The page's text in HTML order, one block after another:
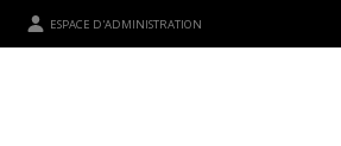
ESPACE D'ADMINISTRATION